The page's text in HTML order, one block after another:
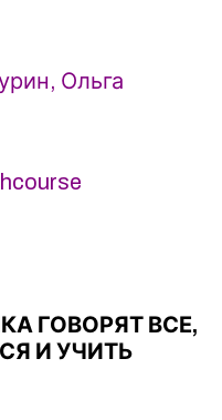
Ольга
ГОВОРЯТ ВСЕ,
И УЧИТЬ